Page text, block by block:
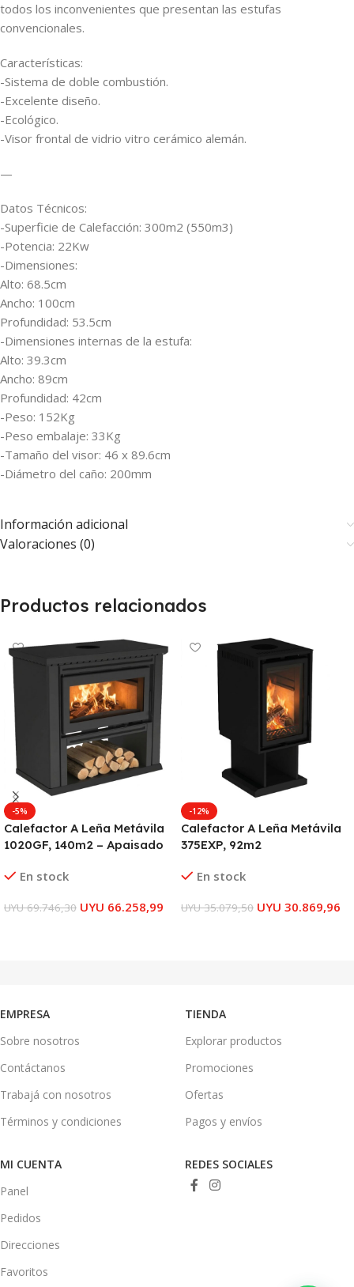
todos los inconvenientes que presentan las estufas
convencionales.
Características:
-Sistema de doble combustión.
-Excelente diseño.
-Ecológico.
-Visor frontal de vidrio vitro cerámico alemán.
—
Datos Técnicos:
-Superficie de Calefacción: 300m2 (550m3)
-Potencia: 22Kw
-Dimensiones:
Alto: 68.5cm
Ancho: 100cm
Profundidad: 53.5cm
-Dimensiones internas de la estufa:
Alto: 39.3cm
Ancho: 89cm
Profundidad: 42cm
-Peso: 152Kg
-Peso embalaje: 33Kg
-Tamaño del visor: 46 x 89.6cm
-Diámetro del caño: 200mm
Información adicional
Valoraciones (0)
Productos relacionados
-5%
Calefactor A Leña Metávila
1020GF, 140m2 – Apaisado
En stock
UYU69.746,30 UYU 66.258,99
-12%
Calefactor A Leña Metávila
375EXP, 92m2
En stock
UYU35.079,50 UYU 30.869,96
EMPRESA
Sobre nosotros
Contáctanos
Trabajá con nosotros
Términos y condiciones
TIENDA
Explorar productos
Promociones
Ofertas
Pagos y envíos
MI CUENTA
Panel
Pedidos
Direcciones
Favoritos
REDES SOCIALES